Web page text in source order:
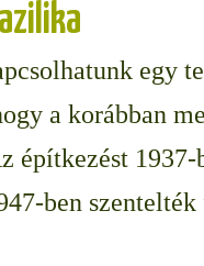
egy
a korábban
építkezést 1937-
ben